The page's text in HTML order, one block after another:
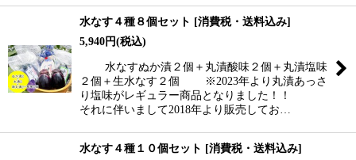
水なす４種８個セット [消費税・送料込み]
5,940円(税込)
水なすぬか漬２個＋丸漬酸味２個＋丸漬塩味
２個＋生水なす２個 ※2023年より丸漬あっさ
り塩味がレギュラー商品となりました！！
それに伴いまして2018年より販売してお…
水なす４種１０個セット [消費税・送料込み]